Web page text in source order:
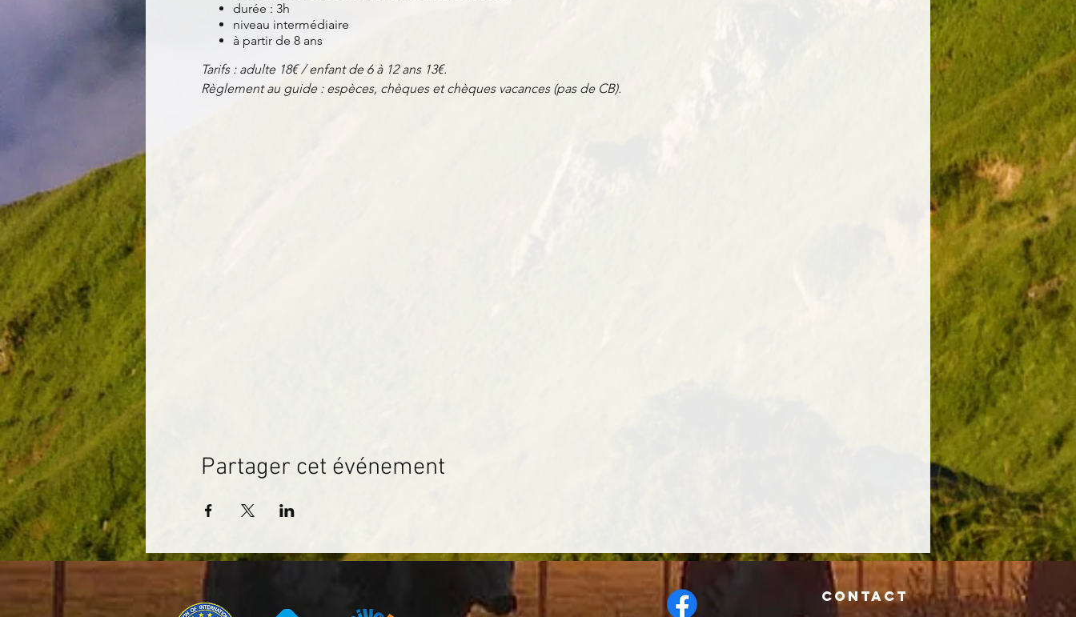
durée : 3h
niveau intermédiaire
à partir de 8 ans
Tarifs : adulte 18€ / enfant de 6 à 12 ans 13€.
Règlement au guide : espèces, chèques et chèques vacances (pas de CB).
Partager cet événement
Contact